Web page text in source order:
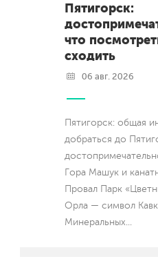
Пятигорск:
что
сходить
06 авг. 2026
Пятигорск: общая
добраться до
Гора Машук и
Провал Парк
Орла — символ
Минеральных...